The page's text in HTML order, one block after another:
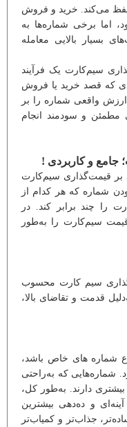
حفظ می‌کند. خرید و فروش
اما برخی شماره‌ها به
بسیار بالایی معامله
سیم‌کارت یک فرآیند
که قصد خرید یا فروش
ارزش واقعی شماره را بر
مطمئن و سودمند انجام
جامع و کاربردی !
بر قیمت‌گذاری سیم‌کارت
بودن شماره که هر کدام از
را چند برابر کند. در
قیمت سیم‌کارت را به‌طور
سیم کارت محسوب
قدمت و تقاضای بالا،
شماره های خاص باشد،
شماره‌هایی که به‌راحتی
دارند. به‌طور کل،
و ده‌دهی بیشترین
جذاب‌تر و کمیاب‌تر